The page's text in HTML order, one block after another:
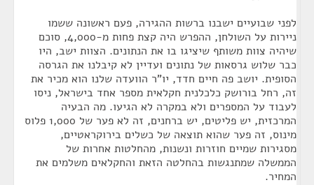
לפני שבועיים ישבנו ברשות ההגירה, פעם ראשונה ששמו
ניירות על השולחן, ההפרש היה קצת פחות מ-4,000, סוכם
שיהיה צוות משותף שיציגו בו את הנתונים. הצוות ישב, היו
כבר שלוש גרסאות של נתונים ועדיין לא קיבלנו את הגרסה
הסופית. יושב פה חיים חדד, יו"ר הוועדה שלנו הוא מכיר את
זה, רחל בורושק כלכלנית חקלאית מספר אחד בישראל, ניסו
לעבוד על המספרים ולא במקרה לא הגיעו. מה הבעיה
המרכזית, יש פליטים, יש ברחנים, זה לא פער של 1,000 פלוס
מינוס, זה פער שהוא תוצאה של כשלים בירוקראטיים,
מסגירות שמיים חוזרות ונשנות, מהחלטות אחרות של
הממשלה שמתנגשות בהחלטה הזאת והחקלאים משלמים את
המחיר.